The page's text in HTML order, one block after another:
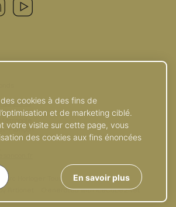
Plançon
Arc Horloger. Tous droits réservés
Artionet
Generated with IceCube2.Net
cookies à des fins de
et de marketing ciblé.
votre visite sur cette page, vous
des cookies aux fins énoncées
En savoir plus